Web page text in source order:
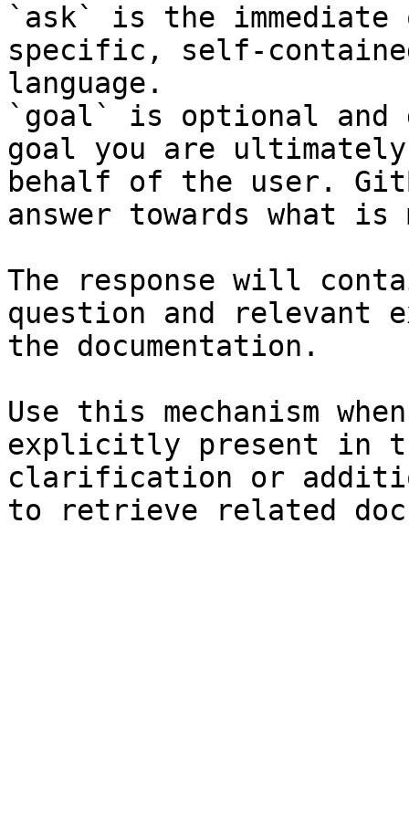
`ask` is the
specific, self-
language.
`goal` is optional and
goal you are
behalf of the user.
answer towards what
The response will
question and relevant
the documentation.
Use this mechanism
explicitly present in
clarification or